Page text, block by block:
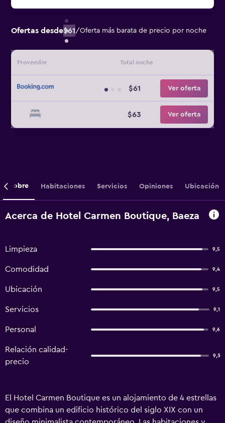
Ofertas desde$61/Oferta más barata de precio por noche
Proveedor Total noche
$61 Ver oferta
$63 Ver oferta
Sobre Habitaciones Servicios Opiniones Ubicación
Acerca de Hotel Carmen Boutique, Baeza
Limpieza 9,5
Comodidad 9,4
Ubicación 9,5
Servicios 9,1
Personal 9,6
Relación calidad-
precio
9,3
El Hotel Carmen Boutique es un alojamiento de 4 estrellas
que combina un edificio histórico del siglo XIX con un